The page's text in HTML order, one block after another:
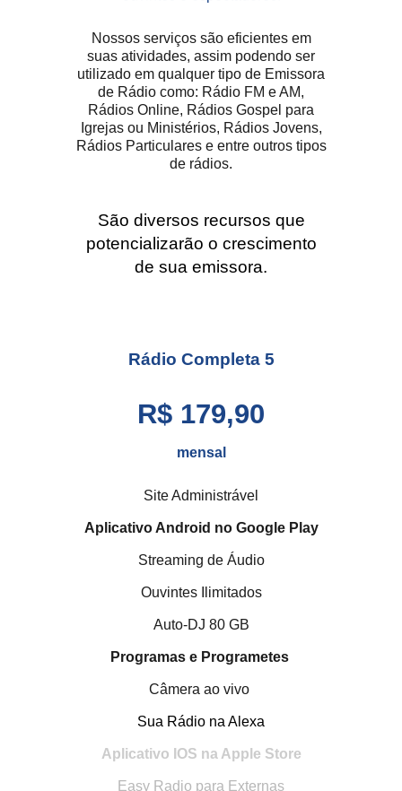
Nossos serviços são eficientes em
suas atividades, assim podendo ser
utilizado em qualquer tipo de Emissora
de Rádio como: Rádio FM e AM,
Rádios Online, Rádios Gospel para
Igrejas ou Ministérios, Rádios Jovens,
Rádios Particulares e entre outros tipos
de rádios.
São diversos recursos que
potencializarão o crescimento
de sua emissora.
Rádio Completa 5
R$ 179,90
mensal
Site Administrável
Aplicativo Android no Google Play
Streaming de Áudio
Ouvintes Ilimitados
Auto-DJ 80 GB
Programas e Programetes
Câmera ao vivo
Sua Rádio na Alexa
Aplicativo IOS na Apple Store
Easy Radio para Externas